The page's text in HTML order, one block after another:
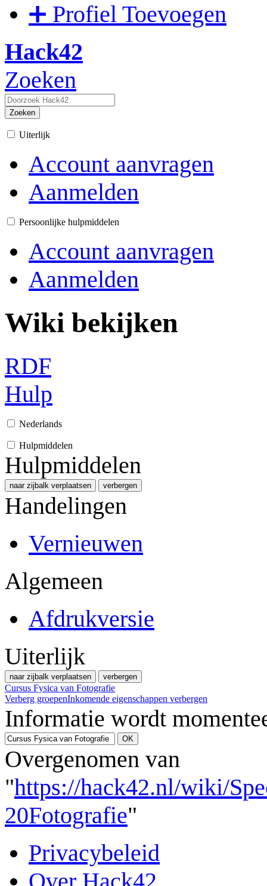
➕ Profiel Toevoegen
Hack42
Zoeken
Zoeken
Uiterlijk
Account aanvragen
Aanmelden
Persoonlijke hulpmiddelen
Account aanvragen
Aanmelden
Wiki bekijken
RDF
Hulp
Nederlands
Hulpmiddelen
Hulpmiddelen
naar zijbalk verplaatsen verbergen
Handelingen
Vernieuwen
Algemeen
Afdrukversie
Uiterlijk
naar zijbalk verplaatsen verbergen
Cursus Fysica van Fotografie
Verberg groepenInkomende eigenschappen verbergen
Informatie wordt
Overgenomen van
"https://hack42.nl/wiki/
20Fotografie"
Privacybeleid